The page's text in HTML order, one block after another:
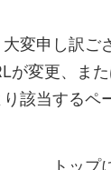
大変申し訳ご
が変更、ま
該当するペ
トップ